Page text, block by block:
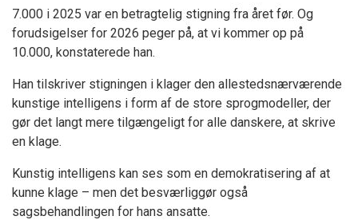
7.000 i 2025 var en betragtelig stigning fra året før. Og
forudsigelser for 2026 peger på, at vi kommer op på
10.000, konstaterede han.
Han tilskriver stigningen i klager den allestedsnærværende
kunstige intelligens i form af de store sprogmodeller, der
gør det langt mere tilgængeligt for alle danskere, at skrive
en klage.
Kunstig intelligens kan ses som en demokratisering af at
kunne klage – men det besværliggør også
sagsbehandlingen for hans ansatte.